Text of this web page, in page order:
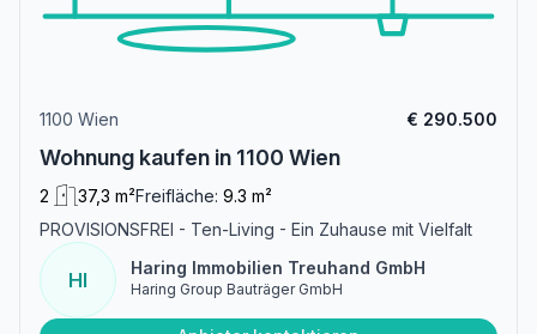
1100 Wien € 290.500
Wohnung kaufen in 1100 Wien
2 37,3 m²Freifläche: 9.3 m²
PROVISIONSFREI - Ten-Living - Ein Zuhause mit Vielfalt
HI
Haring Immobilien Treuhand GmbH
Haring Group Bauträger GmbH